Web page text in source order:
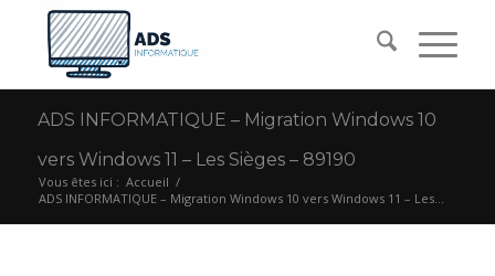
ADS INFORMATIQUE – Migration Windows 10
vers Windows 11 – Les Sièges – 89190
Vous êtes ici : Accueil /
ADS INFORMATIQUE – Migration Windows 10 vers Windows 11 – Les...